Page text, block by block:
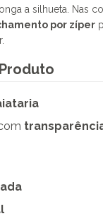
a silhueta. Nas
por zíper